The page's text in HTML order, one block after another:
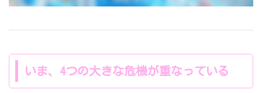
いま、4つの大きな危機が重なっている